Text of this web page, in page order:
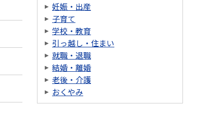
妊娠・出産
子育て
学校・教育
引っ越し・住まい
就職・退職
結婚・離婚
老後・介護
おくやみ